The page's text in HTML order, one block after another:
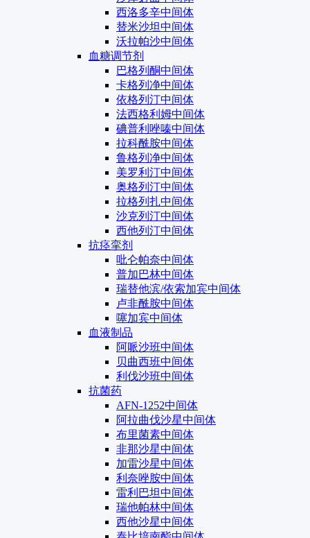
西洛多辛中间体
替米沙坦中间体
沃拉帕沙中间体
血糖调节剂
巴格列酮中间体
卡格列净中间体
依格列汀中间体
法西格利姆中间体
碘普利唑嗪中间体
拉科酰胺中间体
鲁格列净中间体
美罗利汀中间体
奥格列汀中间体
拉格列扎中间体
沙克列汀中间体
西他列汀中间体
抗痉挛剂
吡仑帕奈中间体
普加巴林中间体
瑞替他滨/依索加宾中间体
卢非酰胺中间体
噻加宾中间体
血液制品
阿哌沙班中间体
贝曲西班中间体
利伐沙班中间体
抗菌药
AFN-1252中间体
阿拉曲伐沙星中间体
布里菌素中间体
非那沙星中间体
加雷沙星中间体
利奈唑胺中间体
雷利巴坦中间体
瑞他帕林中间体
西他沙星中间体